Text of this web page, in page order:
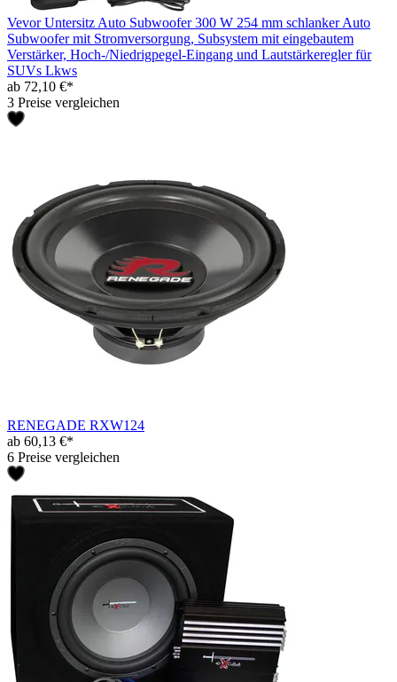
Vevor Untersitz Auto Subwoofer 300 W 254 mm schlanker Auto
Subwoofer mit Stromversorgung, Subsystem mit eingebautem
Verstärker, Hoch-/Niedrigpegel-Eingang und Lautstärkeregler für
SUVs Lkws
ab 72,10 €*
3 Preise vergleichen
RENEGADE RXW124
ab 60,13 €*
6 Preise vergleichen